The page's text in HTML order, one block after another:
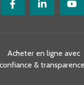
Acheter en ligne avec
confiance &